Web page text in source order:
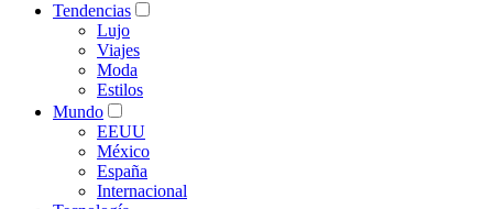
Tendencias
Lujo
Viajes
Moda
Estilos
Mundo
EEUU
México
España
Internacional